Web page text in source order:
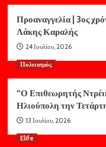
Προαναγγελία | 3ος
Λάκης Καραλής
24 Ιουλίου, 2026
Πολιτισμός
“Ο Επιθεωρητής
Ηλιούπολη την
13 Ιουλίου, 2026
Elife